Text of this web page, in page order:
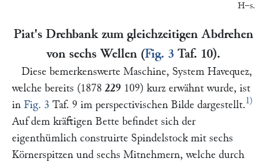
H–s.
Piat's Drehbank zum gleichzeitigen Abdrehen
von sechs Wellen (Fig. 3 Taf. 10).
Diese bemerkenswerte Maschine, System Havequez,
welche bereits (1878 229 109) kurz erwähnt wurde, ist
in Fig. 3 Taf. 9 im perspectivischen Bilde dargestellt.1)
Auf dem kräftigen Bette befindet sich der
eigenthümlich construirte Spindelstock mit sechs
Körnerspitzen und sechs Mitnehmern, welche durch